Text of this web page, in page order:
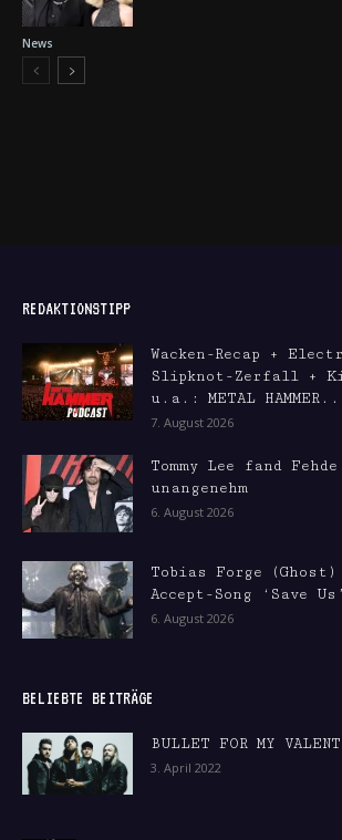
News
REDAKTIONSTIPP
Wacken-Recap +
Slipknot-Zerfall +
u.a.: METAL
7. August 2026
Tommy Lee fand
unangenehm
6. August 2026
Tobias Forge
Accept-Song ‘Save Us’
6. August 2026
BELIEBTE BEITRÄGE
BULLET FOR MY
3. April 2022